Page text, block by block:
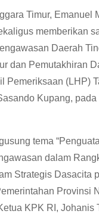
Timur, Emanuel
memberikan
Daerah
dan Pemutakhiran
Pemeriksaan (LHP)
Kupang, pada
tema
dalam
Strategis Dasacita
Provinsi
KPK RI, Johanis